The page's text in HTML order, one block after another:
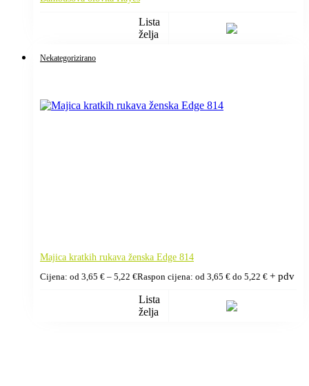
Lista
želja
Nekategorizirano
Majica kratkih rukava ženska Edge 814
Cijena: od 3,65 € – 5,22 €Raspon cijena: od 3,65 € do 5,22 € + pdv
Lista
želja